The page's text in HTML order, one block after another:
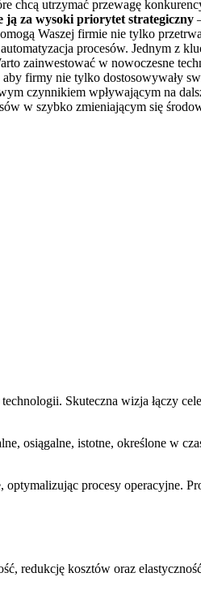
chcą utrzymać przewagę
ją za wysoki priorytet strategiczny
Waszej firmie nie tylko
procesów. Jednym z
zainwestować w nowoczesne
firmy nie tylko dostosowywały
czynnikiem wpływającym na
w szybko zmieniającym się
Skuteczna wizja łączy
osiągalne, istotne, określone w
procesy operacyjne.
redukcję kosztów oraz